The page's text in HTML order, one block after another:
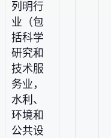
列明行
业（包
括科学
研究和
技术服
务业，
水利、
环境和
公共设